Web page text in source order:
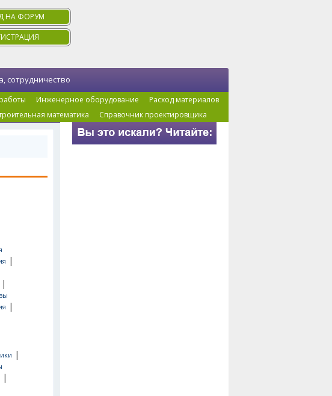
НА ФОРУМ
Инженерное оборудование
Расход материалов
математика Справочник проектировщика
сотрудничество
|
|
|
|
|